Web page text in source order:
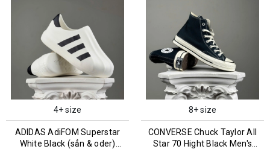
4+ size
ADIDAS AdiFOM Superstar
White Black (sẳn & oder)
8+ size
CONVERSE Chuck Taylor All
Star 70 Hight Black Men's